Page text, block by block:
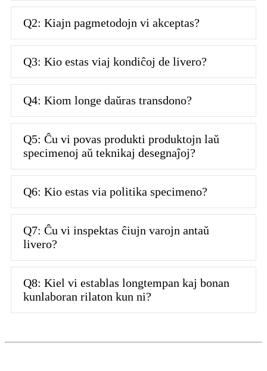
Q2: Kiajn pagmetodojn vi akceptas?
Q3: Kio estas viaj kondiĉoj de livero?
Q4: Kiom longe daŭras transdono?
Q5: Ĉu vi povas produkti produktojn laŭ
specimenoj aŭ teknikaj desegnaĵoj?
Q6: Kio estas via politika specimeno?
Q7: Ĉu vi inspektas ĉiujn varojn antaŭ
livero?
Q8: Kiel vi establas longtempan kaj bonan
kunlaboran rilaton kun ni?